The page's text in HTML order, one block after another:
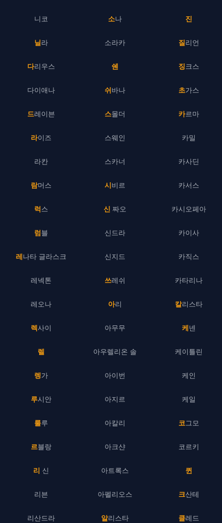
니코
닐라
다리우스
다이애나
드레이븐
라이즈
라칸
람머스
럭스
럼블
레나타 글라스크
레넥톤
레오나
렉사이
렐
렝가
루시안
룰루
르블랑
리 신
리븐
리산드라
소나
소라카
쉔
쉬바나
스몰더
스웨인
스카너
시비르
신 짜오
신드라
신지드
쓰레쉬
아리
아무무
아우렐리온 솔
아이번
아지르
아칼리
아크샨
아트록스
아펠리오스
알리스타
진
질리언
징크스
초가스
카르마
카밀
카사딘
카서스
카시오페아
카이사
카직스
카타리나
칼리스타
케넨
케이틀린
케인
케일
코그모
코르키
퀸
크산테
클레드